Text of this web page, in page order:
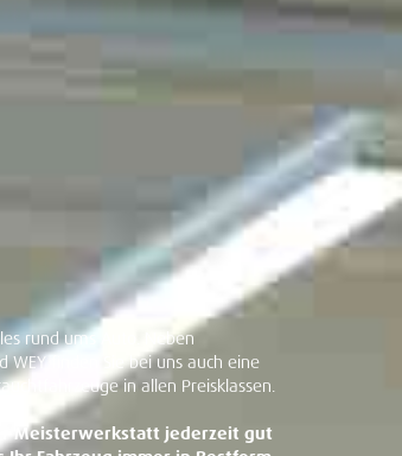
rund ums Auto. Neben
finden Sie bei uns auch eine
in allen Preisklassen.
Meisterwerkstatt jederzeit gut